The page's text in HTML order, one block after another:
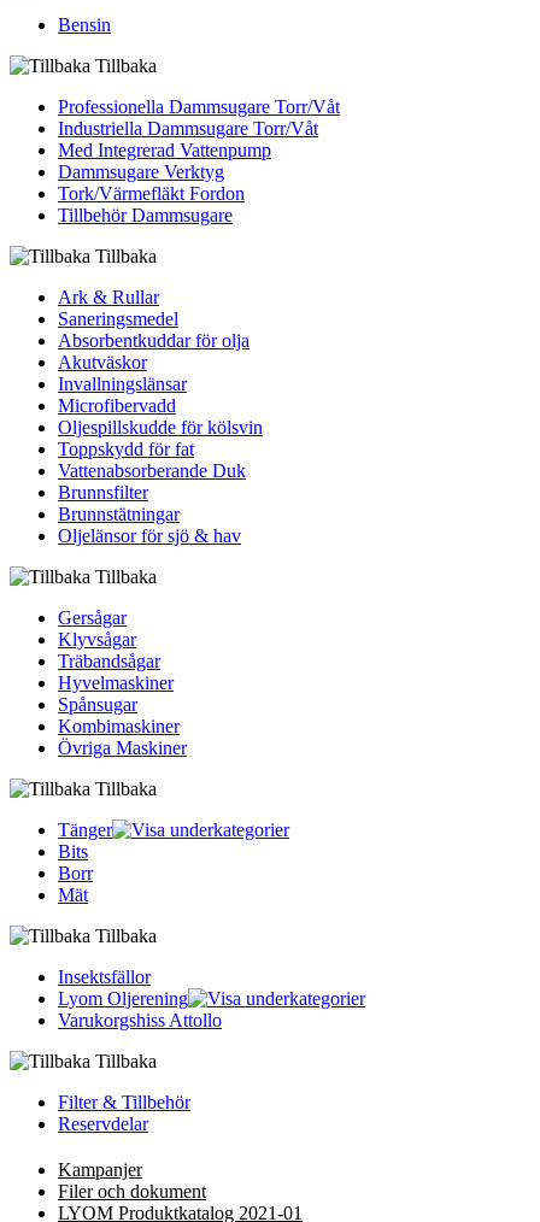
Bensin
Tillbaka
Professionella Dammsugare Torr/Våt
Industriella Dammsugare Torr/Våt
Med Integrerad Vattenpump
Dammsugare Verktyg
Tork/Värmefläkt Fordon
Tillbehör Dammsugare
Tillbaka
Ark & Rullar
Saneringsmedel
Absorbentkuddar för olja
Akutväskor
Invallningslänsar
Microfibervadd
Oljespillskudde för kölsvin
Toppskydd för fat
Vattenabsorberande Duk
Brunnsfilter
Brunnstätningar
Oljelänsor för sjö & hav
Tillbaka
Gersågar
Klyvsågar
Träbandsågar
Hyvelmaskiner
Spånsugar
Kombimaskiner
Övriga Maskiner
Tillbaka
Tänger
Bits
Borr
Mät
Tillbaka
Insektsfällor
Lyom Oljerening
Varukorgshiss Attollo
Tillbaka
Filter & Tillbehör
Reservdelar
Kampanjer
Filer och dokument
LYOM Produktkatalog 2021-01